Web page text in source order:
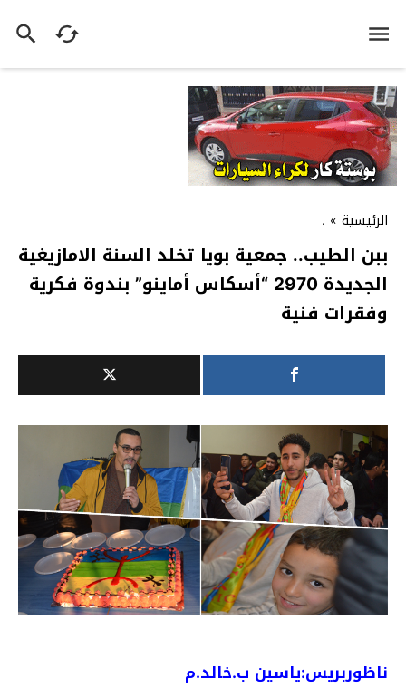
الرئيسية »
.
ببن الطيب.. جمعية بويا تخلد السنة الامازيغية
الجديدة 2970 “أسكاس أماينو” بندوة فكرية
وفقرات فنية
ناظوربريس:ياسين ب.خالد.م